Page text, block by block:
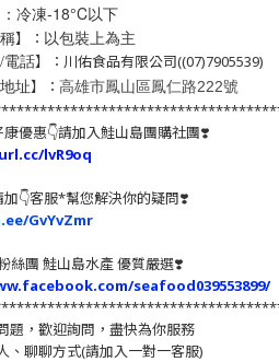
冷凍-18°C以下
】： 以包裝上為主
電話】：川佑食品有限公司((07)7905539)
址】： 高雄市鳳山區鳳仁路222號
優惠👇請加入鮭山島團購社團❣️
lvR9oq
👇客服*幫您解決你的疑問❣️
GvYvZmr
絲團 鮭山島水產 優質嚴選❣️
seafood039553899/
題，歡迎詢問，盡快為你服務
、聊聊方式(請加入一對一客服)